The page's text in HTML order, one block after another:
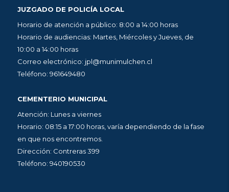
JUZGADO DE POLICÍA LOCAL
Horario de atención a público: 8:00 a 14:00 horas
Horario de audiencias: Martes, Miércoles y Jueves, de
10:00 a 14:00 horas
Correo electrónico: jpl@munimulchen.cl
Teléfono: 961649480
CEMENTERIO MUNICIPAL
Atención: Lunes a viernes
Horario: 08:15 a 17:00 horas, varía dependiendo de la fase
en que nos encontremos.
Dirección: Contreras 399
Teléfono: 940190530